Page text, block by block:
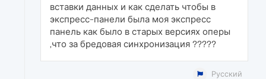
вставки данных и как сделать чтобы в
экспресс-панели была моя экспресс
панель как было в старых версиях оперы
,что за бредовая синхронизация ?????
Русский